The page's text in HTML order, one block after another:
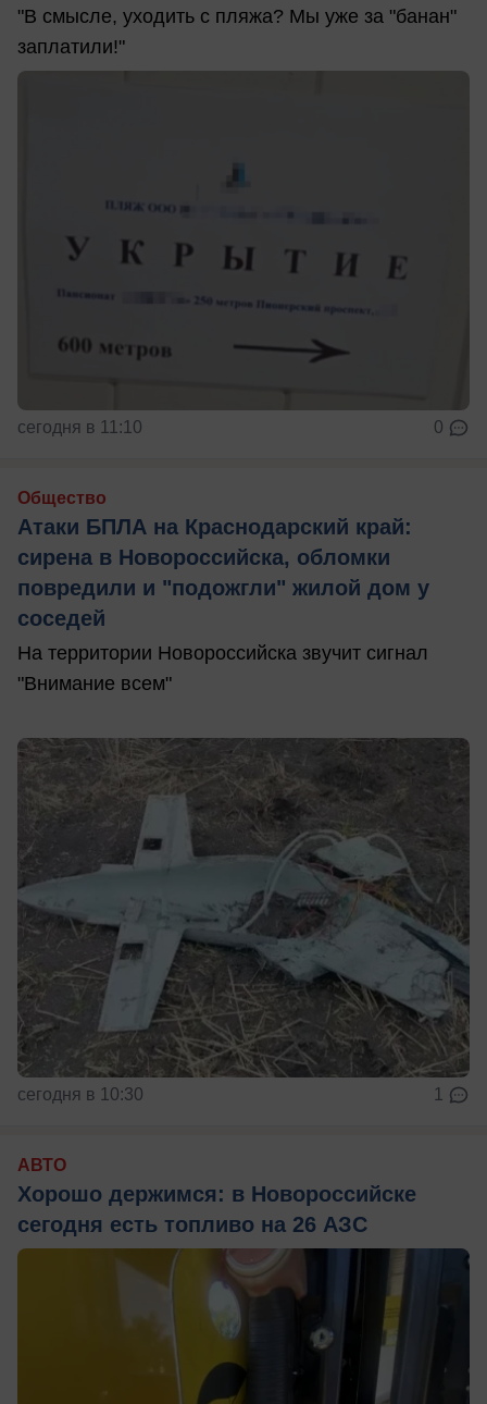
"В смысле, уходить с пляжа? Мы уже за "банан"
заплатили!"
сегодня в 11:10 0
Общество
Атаки БПЛА на Краснодарский край:
сирена в Новороссийска, обломки
повредили и "подожгли" жилой дом у
соседей
На территории Новороссийска звучит сигнал
"Внимание всем"
сегодня в 10:30 1
АВТО
Хорошо держимся: в Новороссийске
сегодня есть топливо на 26 АЗС